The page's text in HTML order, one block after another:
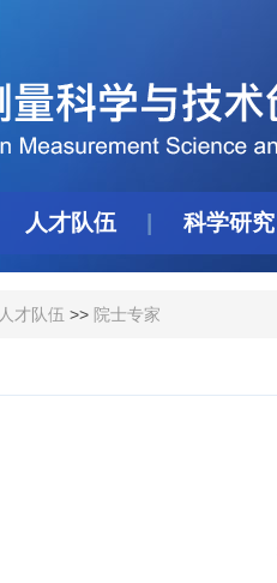
人才队伍 科学研究
人才队伍 >> 院士专家